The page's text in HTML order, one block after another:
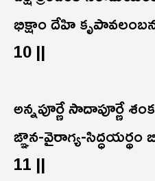
భిక్షాం దేహి
10 ||
అన్నపూర్ణే సాదాపూర్ణే
ఙ్ఞాన-వైరాగ్య-
11 ||